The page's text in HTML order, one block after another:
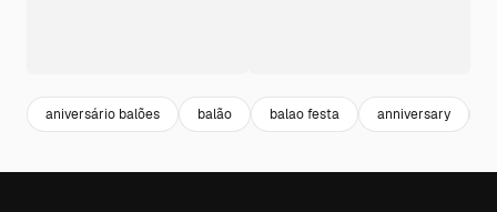
aniversário balões balão balao festa anniversary